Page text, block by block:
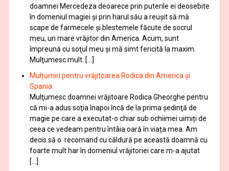
doamnei Mercedeza deoarece prin puterile ei deosebite
în domeniul magiei şi prin harul său a reuşit să mă
scape de farmecele şi blestemele făcute de socrul
meu, un mare vrăjitor din America. Acum, sunt
împreună cu soţul meu şi mă simt fericită la maxim.
Mulţumesc mult. […]
Mulțumiri pentru vrăjitoarea Rodica din America și
Spania
Mulţumesc doamnei vrăjitoare Rodica Gheorghe pentru
că mi-a adus soţia înapoi încă de la prima şedinţă de
magie pe care a executat-o chiar sub ochiimei uimiți de
ceea ce vedeam pentru întâia oară în viața mea. Am
decis să o recomand cu căldură pe această doamnă cu
foarte mult har în domeniul vrăjitoriei care m-a ajutat
[…]